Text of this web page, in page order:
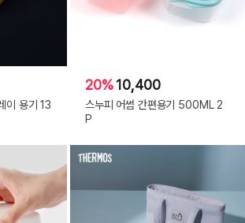
이 용기 13
20%10,400
스누피 어썸 간편용기 500ML 2
P